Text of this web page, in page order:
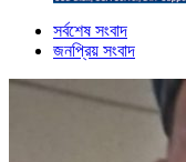
সর্বশেষ সংবাদ
জনপ্রিয় সংবাদ